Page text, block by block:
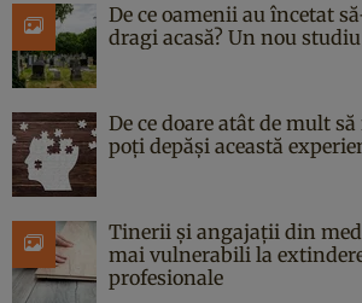
De ce oamenii au încetat
dragi acasă? Un nou
De ce doare atât de mult
poți depăși această
Tinerii și angajații din
mai vulnerabili la
profesionale